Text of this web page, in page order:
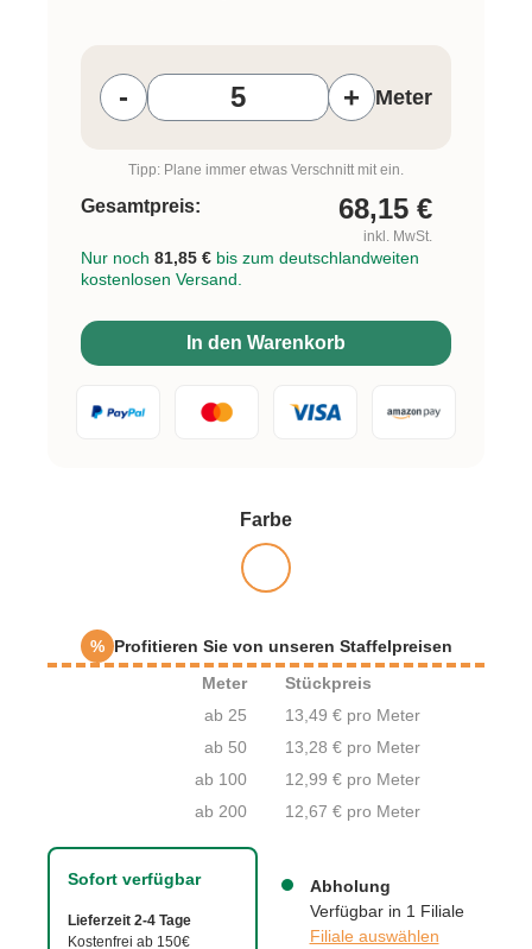
Sofort verfügbar
Lieferzeit 2-4 Tage
Kostenfrei ab 150€
Abholung
Verfügbar in 1 Filiale
Filiale auswählen
Farbeauswählen
% Profitieren Sie von unseren Staffelpreisen
Meter
Stückpreis
ab 25
13,49 € pro Meter
ab 50
13,28 € pro Meter
ab 100
12,99 € pro Meter
ab 200
12,67 € pro Meter
- + Meter
Tipp: Plane immer etwas Verschnitt mit ein.
Gesamtpreis: 68,15 €
inkl. MwSt.
Nur noch 81,85 € bis zum deutschlandweiten
kostenlosen Versand.
In den Warenkorb